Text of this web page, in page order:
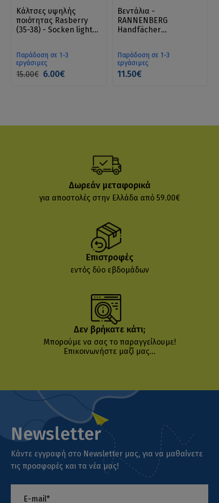
Κάλτσες υψηλής
ποιότητας Rasberry
(35-38) - Socken light
Παράδοση σε 1-3
εργάσιμες
15.00€ 6.00€
Βεντάλια -
RANNENBERG
Handfächer
Παράδοση σε 1-3
εργάσιμες
11.50€
Δωρεάν μεταφορικά
για αποστολές στην Ελλάδα από 59.00€
Επιστροφές
εντός δύο εβδομάδων
Δεν βρήκατε κάτι;
Μπορούμε να σας το παραγγείλουμε!
Επικοινωνήστε μαζί μας...
Newsletter
Κάντε εγγραφή στο Newsletter μας, για να μαθαίνετε
τις προσφορές και τα νέα μας!